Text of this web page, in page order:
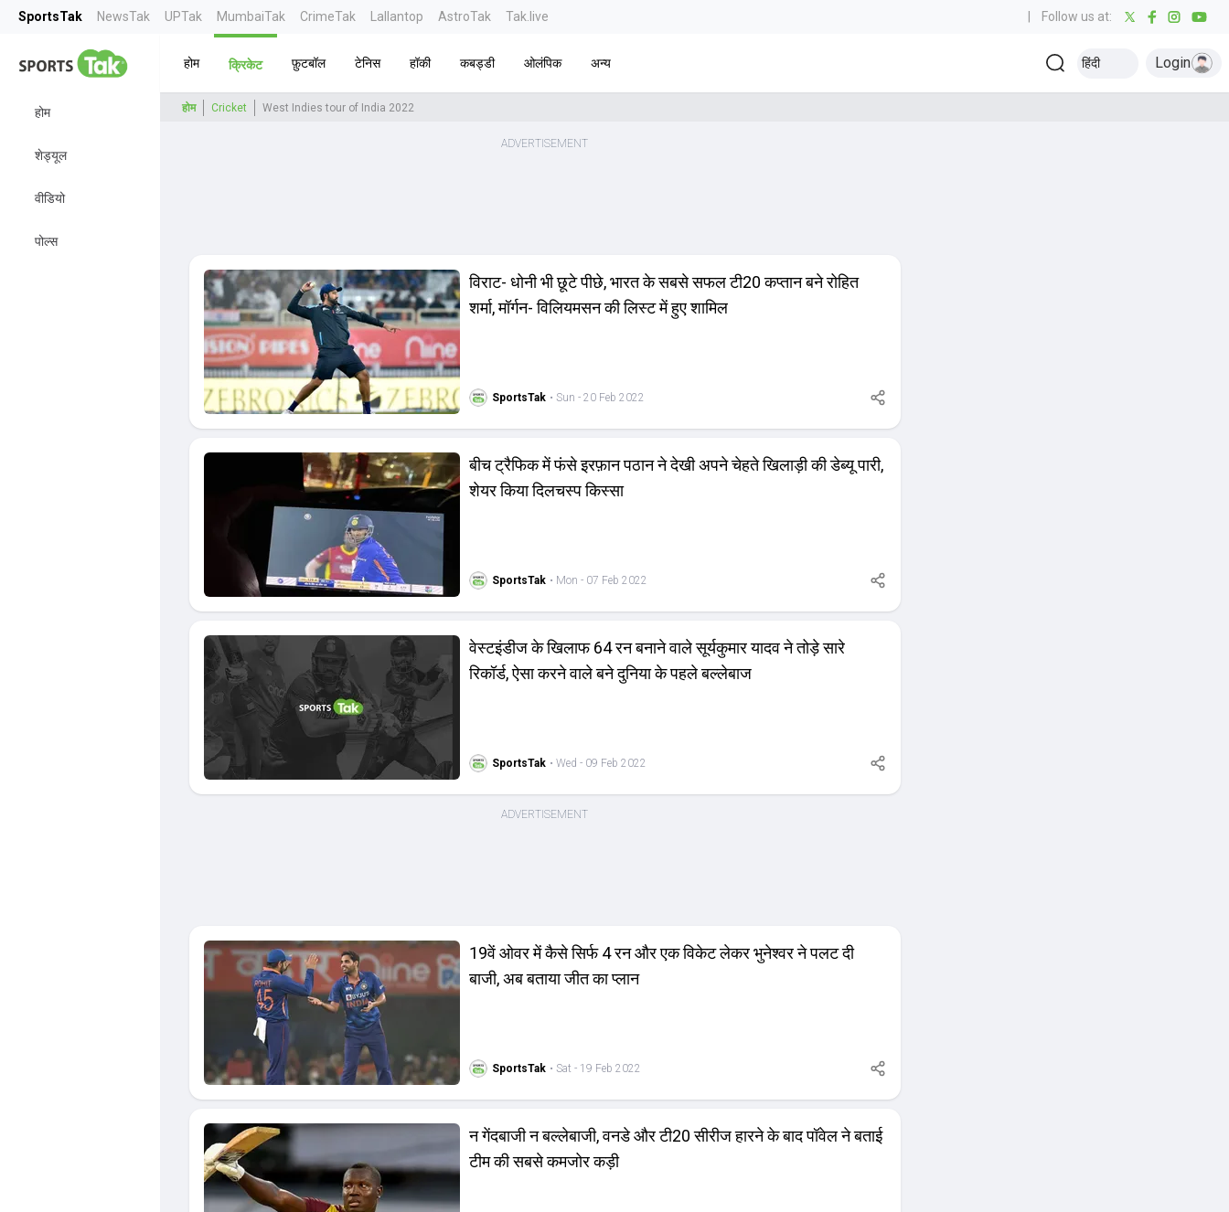
SportsTak NewsTak UPTak MumbaiTak CrimeTak Lallantop AstroTak Tak.live Follow us at:
होम
शेड्यूल
वीडियो
पोल्स
होम क्रिकेट फ़ुटबॉल टेनिस हॉकी कबड्डी ओलंपिक अन्य हिंदी Login
होम Cricket West Indies tour of India 2022
विराट- धोनी भी छूटे पीछे, भारत के सबसे सफल टी20 कप्तान बने रोहित
शर्मा, मॉर्गन- विलियमसन की लिस्ट में हुए शामिल
SportsTak • Sun - 20 Feb 2022
बीच ट्रैफिक में फंसे इरफ़ान पठान ने देखी अपने चेहते खिलाड़ी की डेब्यू पारी,
शेयर किया दिलचस्प किस्सा
SportsTak • Mon - 07 Feb 2022
वेस्टइंडीज के खिलाफ 64 रन बनाने वाले सूर्यकुमार यादव ने तोड़े सारे
रिकॉर्ड, ऐसा करने वाले बने दुनिया के पहले बल्लेबाज
SportsTak • Wed - 09 Feb 2022
19वें ओवर में कैसे सिर्फ 4 रन और एक विकेट लेकर भुनेश्वर ने पलट दी
बाजी, अब बताया जीत का प्लान
SportsTak • Sat - 19 Feb 2022
न गेंदबाजी न बल्लेबाजी, वनडे और टी20 सीरीज हारने के बाद पॉवेल ने बताई
टीम की सबसे कमजोर कड़ी